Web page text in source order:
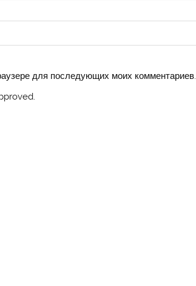
для последующих моих комментариев.